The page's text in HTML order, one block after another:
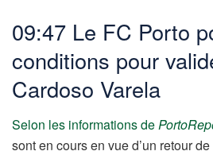
09:47 Le FC Porto
conditions pour
Cardoso Varela
Selon les informations de
sont en cours en vue d’un retour de